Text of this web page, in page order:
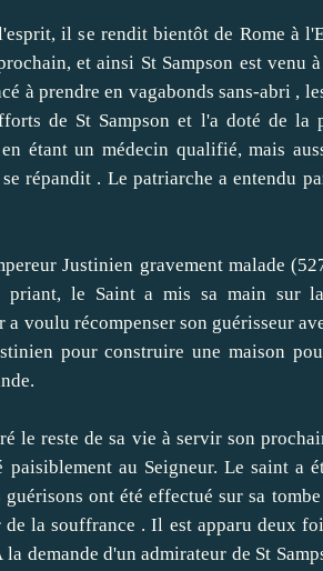
il se rendit bientôt de Rome à
et ainsi St Sampson est venu
à prendre en vagabonds sans-abri ,
de St Sampson et l'a doté de la
étant un médecin qualifié, mais
répandit . Le patriarche a entendu
Justinien gravement malade
priant, le Saint a mis sa main sur
a voulu récompenser son guérisseur
pour construire une maison
le reste de sa vie à servir son
au Seigneur. Le saint a
ont été effectué sur sa
de la souffrance . Il est apparu deux
la demande d'un admirateur de St